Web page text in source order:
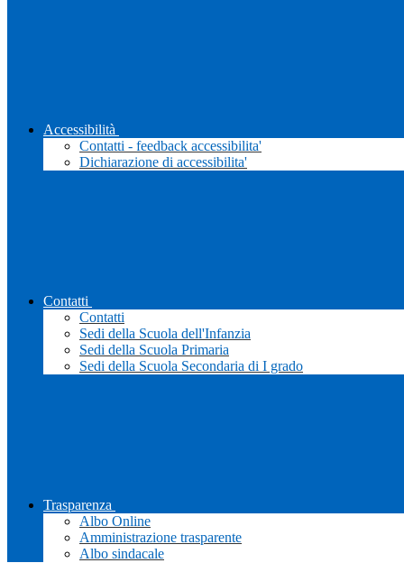
Accessibilità
Contatti - feedback accessibilita'
Dichiarazione di accessibilita'
Contatti
Contatti
Sedi della Scuola dell'Infanzia
Sedi della Scuola Primaria
Sedi della Scuola Secondaria di I grado
Trasparenza
Albo Online
Amministrazione trasparente
Albo sindacale